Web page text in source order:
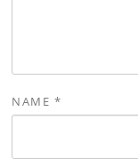
NAME *